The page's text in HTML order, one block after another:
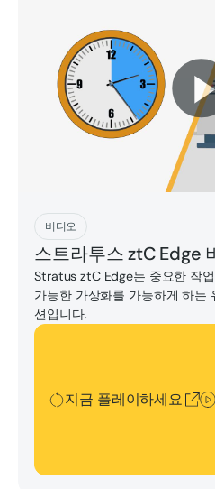
비디오
스트라투스 ztC Edge
Stratus ztC Edge는 중요한 작
가능한 가상화를 가능하게 하는
션입니다.
지금 플레이하세요
지금 플레이하세요
지금 플레이하세요